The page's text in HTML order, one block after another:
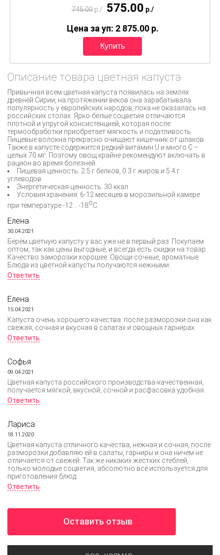
745.00p./ 575.00 p./
Цена за уп: 2 875.00 p.
Описание товара цветная капуста
Привычная всем цветная капуста появилась на землях
древней Сирии, на протяжении веков она зарабатывала
популярность у европейских народов, пока не оказалась на
российских столах. Ярко-белые соцветия отличаются
плотной и упругой консистенцией, которая после
термообработки приобретает мягкость и податливость.
Пищевые волокна прекрасно очищают кишечник от шлаков.
Также в капусте содержится редкий витамин U и много C –
целых 70 мг. Поэтому овощ крайне рекомендуют включать в
рацион во время болезней.
Пищевая ценность: 2.5 г белков, 0.3 г жиров и 5.4 г
углеводов.
Энергетическая ценность: 30 ккал.
Условия хранения: 6-12 месяцев в морозильной камере
при температуре -12 .. -18оС.
Елена
30.04.2021
Берём цветную капусту у вас уже не в первый раз. Покупаем
оптом, так как цены выгодные, и всегда есть скидки на товар.
Качество заморозки хорошее. Овощи сочные, ароматные.
Блюда из цветной капусты получаются нежными.
Ответить
Елена
15.04.2021
Капуста очень хорошего качества: после разморозки она как
свежая, сочная и вкусная в салатах и овощных гарнирах.
Ответить
Софья
09.04.2021
Цветная капуста российского производства-качественная,
получается мягкой, вкусной, сочной и расфасовка удобная.
Ответить
Лариса
18.11.2020
Цветная капуста отличного качества, нежная и сочная, после
разморозки добавляю ей в салаты, гарниры и она ничем не
отличается от свежей. Так же никаких жёстких стеблей,
только молодые соцветия, абсолютно всё используется для
приготовления блюд.
Ответить
Оставить отзыв